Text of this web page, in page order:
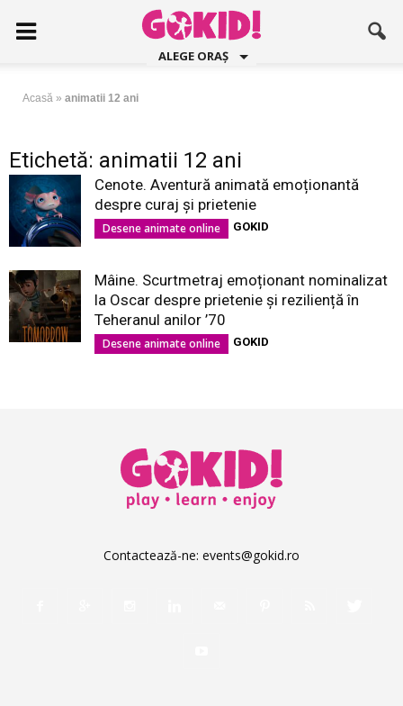
ALEGE ORAȘ
Acasă » animatii 12 ani
Etichetă: animatii 12 ani
Cenote. Aventură animată emoționantă
despre curaj și prietenie
Desene animate online GOKID
Mâine. Scurtmetraj emoționant nominalizat
la Oscar despre prietenie și reziliență în
Teheranul anilor ’70
Desene animate online GOKID
Contactează-ne: events@gokid.ro